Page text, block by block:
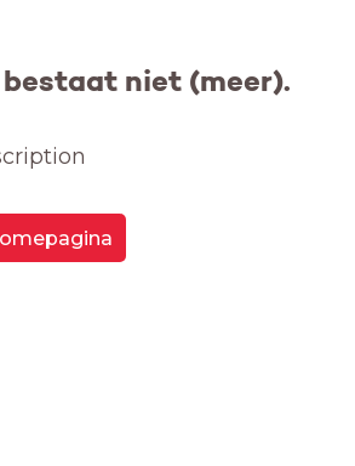
bestaat niet (meer).